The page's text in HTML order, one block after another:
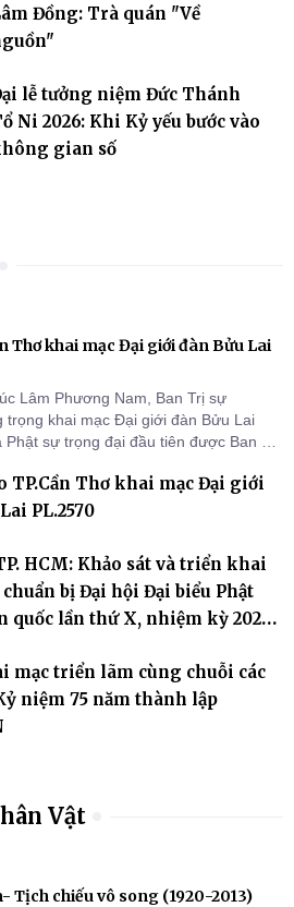
Đồng: Trà quán "Về
lễ tưởng niệm Đức Thánh
Ni 2026: Khi Kỷ yếu bước vào
gian số
Thơ khai mạc Đại giới đàn Bửu Lai
Lâm Phương Nam, Ban Trị sự
trọng khai mạc Đại giới đàn Bửu Lai
sự trọng đại đầu tiên được Ban Trị
đối với công tác truyền giới, đào tạo
Tăng-g
TP.Cần Thơ khai mạc Đại giới
PL.2570
HCM: Khảo sát và triển khai
bị Đại hội Đại biểu Phật
quốc lần thứ X, nhiệm kỳ 2026-
mạc triển lãm cùng chuỗi các
niệm 75 năm thành lập
Vật
Tịch chiếu vô song (1920-2013)